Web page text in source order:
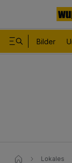
Bilder
Lokales